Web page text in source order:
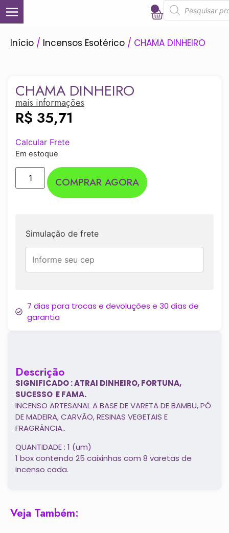
Início / Incensos Esotérico / CHAMA DINHEIRO
Descrição
SIGNIFICADO : ATRAI DINHEIRO, FORTUNA,
SUCESSO E FAMA.
INCENSO ARTESANAL A BASE DE VARETA DE BAMBU, PÓ
DE MADEIRA, CARVÃO, RESINAS VEGETAIS E
FRAGRÂNCIA..
QUANTIDADE : 1 (um)
1 box contendo 25 caixinhas com 8 varetas de
incenso cada.
CHAMA DINHEIRO
mais informações
R$ 35,71
Calcular Frete
Em estoque
COMPRAR AGORA
Simulação de frete
7 dias para trocas e devoluções e 30 dias de
garantia
Veja Também: